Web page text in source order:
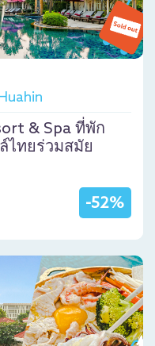
& Spa ที่พัก
ไทยร่วมสมัย
-52%